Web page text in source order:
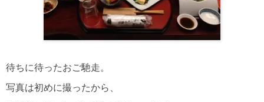
待ちに待ったおご馳走。
写真は初めに撮ったから、